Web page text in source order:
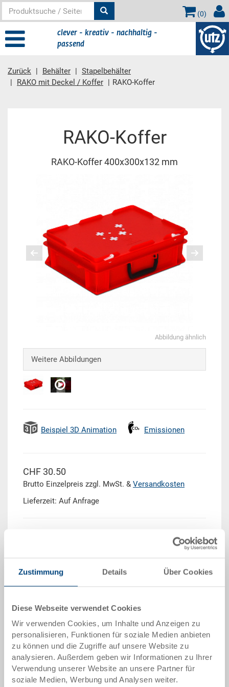
Zustimmung Details Über Cookies
Diese Webseite verwendet Cookies
Wir verwenden Cookies, um Inhalte und Anzeigen zu
personalisieren, Funktionen für soziale Medien anbieten
zu können und die Zugriffe auf unsere Website zu
analysieren. Außerdem geben wir Informationen zu Ihrer
Verwendung unserer Website an unsere Partner für
soziale Medien, Werbung und Analysen weiter.
(0)
clever - kreativ - nachhaltig -
passend
Zurück Behälter
Stapelbehälter
RAKO mit Deckel / Koffer
RAKO-Koffer
RAKO-Koffer
RAKO-Koffer 400x300x132 mm
Abbildung ähnlich
Weitere Abbildungen
Beispiel 3D Animation Emissionen
CHF 30.50
Brutto Einzelpreis zzgl. MwSt. & Versandkosten
Lieferzeit: Auf Anfrage
In den Warenkorb
Mengenstaffel Preis
ab 10 Stück CHF 27.45
ab 50 Stück CHF 25.00
ab 100 Stück CHF 22.90